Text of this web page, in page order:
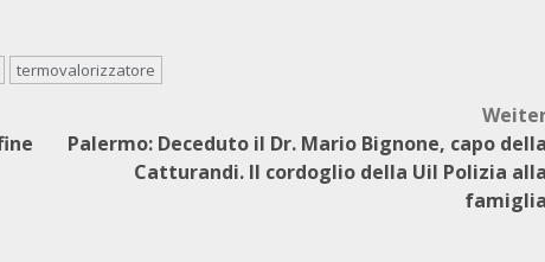
termovalorizzatore
Palermo: Deceduto il Dr. Mario Bignone, capo
Catturandi. Il cordoglio della Uil Polizia